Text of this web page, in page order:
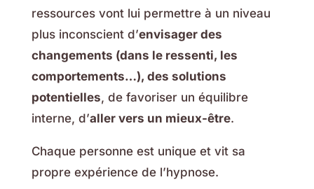
ressources vont lui permettre à un niveau
plus inconscient d’envisager des
changements (dans le ressenti, les
comportements…), des solutions
potentielles, de favoriser un équilibre
interne, d’aller vers un mieux-être.
Chaque personne est unique et vit sa
propre expérience de l’hypnose.